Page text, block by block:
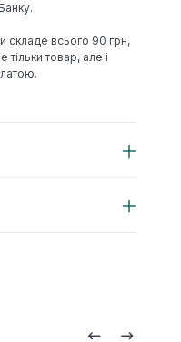
складе всього 90 грн,
тільки товар, але і